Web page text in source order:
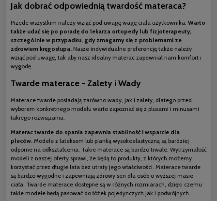
Jak dobrać odpowiednią twardość materaca?
Przede wszystkim należy wziąć pod uwagę wagę ciała użytkownika. Warto
także udać się po poradę do lekarza ortopedy lub fizjoterapeuty,
szczególnie w przypadku, gdy zmagamy się z problemami ze
zdrowiem kręgosłupa. Nasze indywidualne preferencję także należy
wziąć pod uwagę, tak aby nasz idealny materac zapewniał nam komfort i
wygodę.
Twarde materace - Zalety i Wady
Materace twarde posiadają zarówno wady, jak i zalety, dlatego przed
wyborem konkretnego modelu warto zapoznać się z plusami i minusami
takiego rozwiązania.
Materac twarde do spania zapewnia stabilność i wsparcie dla
pleców. Modele z lateksem lub pianką wysokoelastyczną są bardziej
odporne na odkształcenia. Takie materace są bardzo trwałe. Wytrzymałość
modeli z naszej oferty sprawi, że będą to produkty, z których możemy
korzystać przez długie lata bez utraty jego właściwości. Materace twarde
są bardzo wygodne i zapewniają zdrowy sen dla osób o wyższej masie
ciała. Twarde materace dostępne są w różnych rozmiarach, dzięki czemu
takie modele będą pasować do łóżek pojedynczych jak i podwójnych.